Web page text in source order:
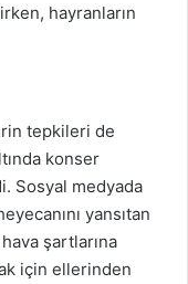
hayranların
tepkileri de
konser
Sosyal medyada
yansıtan
şartlarına
için ellerinden